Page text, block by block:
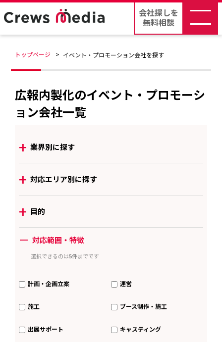
会社探しを
無料相談
トップページ イベント・プロモーション会社を探す
広報内製化のイベント・プロモーシ
ョン会社一覧
+ 業界別に探す
+ 対応エリア別に探す
+ 目的
ー 対応範囲・特徴
選択できるのは5件までです
計画・企画立案 運営
施工 ブース制作・施工
出展サポート キャスティング